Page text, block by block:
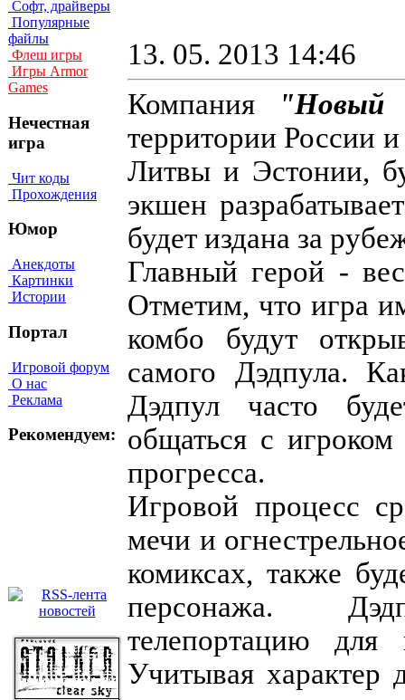
Софт, драйверы
Популярные
файлы
Флеш игры
Игры Armor
Games
Нечестная
игра
Чит коды
Прохождения
Юмор
Анекдоты
Картинки
Истории
Портал
Игровой форум
О нас
Реклама
Рекомендуем:
13. 05. 2013 14:46
Компания
"Новый
территории России
Литвы и Эстонии,
экшен
будет издана за
Главный герой -
Отметим, что игра
комбо будут
самого Дэдпула.
Дэдпул часто
общаться с
прогресса.
Игровой процесс
мечи и
комиксах, также
персонажа.
телепортацию для
Учитывая характер